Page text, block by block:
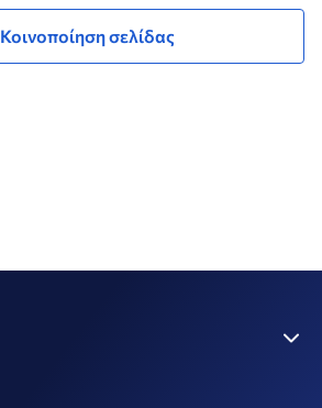
Κοινοποίηση σελίδας